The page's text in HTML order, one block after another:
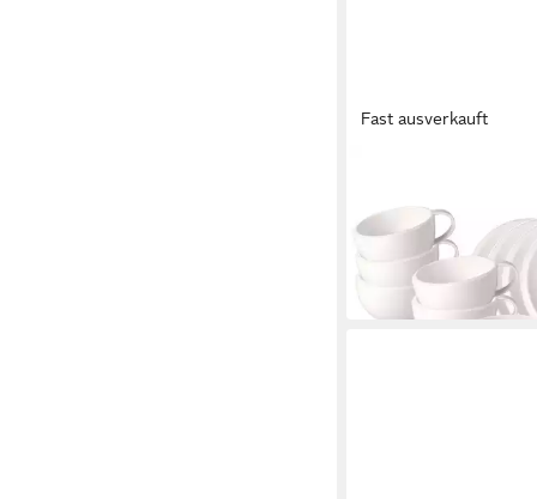
Fast ausverkauft
Untertassen 190 ml
166,95 € UVP 197,40 €
-15%
in 2-3 Werktagen bei dir